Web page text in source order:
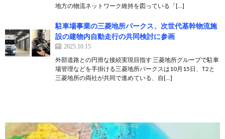
地方の物流ネットワーク維持を図っている「[…]
駐車場事業の三菱地所パークス、次世代基幹物流施
設の建物内自動走行の共同検討に参画
2025.10.15
外部道路との円滑な接続実現目指す 三菱地所グループで駐車
場管理などを手掛ける三菱地所パークスは10月15日、T2と
三菱地所の両社が共同で進めている、自[…]